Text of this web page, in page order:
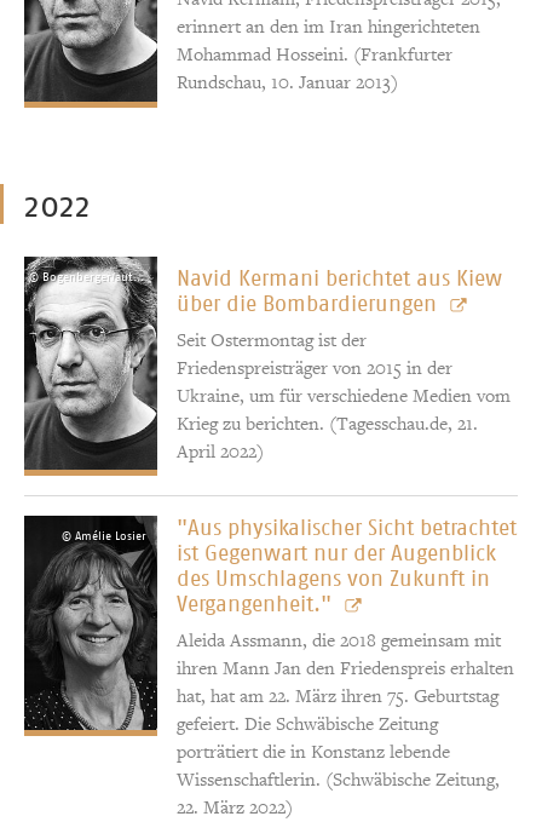
erinnert an den im Iran hingerichteten
Mohammad Hosseini. (Frankfurter
Rundschau, 10. Januar 2013)
2022
© Bogenberger/autorenfotos.com
Navid Kermani berichtet aus Kiew
über die Bombardierungen
Seit Ostermontag ist der
Friedenspreisträger von 2015 in der
Ukraine, um für verschiedene Medien vom
Krieg zu berichten. (Tagesschau.de, 21.
April 2022)
© Amélie Losier
"Aus physikalischer Sicht betrachtet
ist Gegenwart nur der Augenblick
des Umschlagens von Zukunft in
Vergangenheit."
Aleida Assmann, die 2018 gemeinsam mit
ihren Mann Jan den Friedenspreis erhalten
hat, hat am 22. März ihren 75. Geburtstag
gefeiert. Die Schwäbische Zeitung
porträtiert die in Konstanz lebende
Wissenschaftlerin. (Schwäbische Zeitung,
22. März 2022)